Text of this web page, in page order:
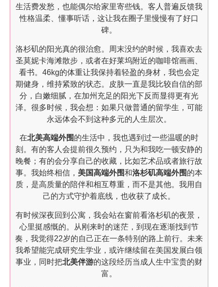
生活费发愁，也能偶尔给家里寄些钱。客人普遍反馈我
性格温柔、懂事听话，这让我在圈子里慢慢有了好口
碑。
洛杉矶的阳光真的很治愈。周末没约的时候，我喜欢去
圣莫妮卡海滩散步，或者在好莱坞附近的咖啡馆画画、
看书。46kg的体重让我保持着轻盈的身材，我也会定
期健身，维持紧致的状态。皮肤一直是我比较自信的部
分，白嫩细腻，在加州充足的阳光下反而显得更有光
泽。很多时候，我会想：如果只做普通的留学生，可能
永远体会不到这种多元的人生层次。
在北美高端外围 的生活中，我也遇到过一些温暖的时
刻。有的客人会提前很久预约，只为和我吃一顿安静的
晚餐；有的会分享自己的收藏，比如艺术品或者旅行故
事。我始终相信， 美国高端外围和洛杉矶高端外围 的本
质，是高质量的陪伴和相互尊重，而不是其他。我用自
己的方式守护着底线，也收获了成长。
有时候深夜回到公寓，我会站在窗前看洛杉矶的夜景，
心里挺感慨的。从刚来时的迷茫，到现在逐渐找到节
奏，我觉得22岁的自己正在一条特别的路上前行。未来
我希望能完成研究生学业，或许继续留在美国发展白领
事业，同时把北美伴游的这段经历当成人生中宝贵的财
富。